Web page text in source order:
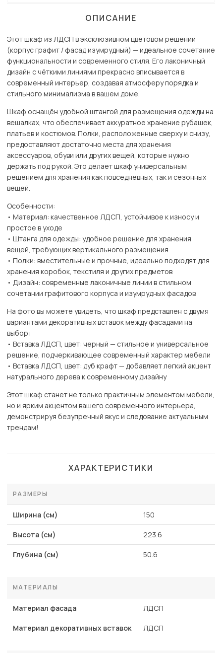
ОПИСАНИЕ
Этот шкаф из ЛДСП в эксклюзивном цветовом решении
(корпус графит / фасад изумрудный) — идеальное сочетание
функциональности и современного стиля. Его лаконичный
дизайн с чёткими линиями прекрасно вписывается в
современный интерьер, создавая атмосферу порядка и
стильного минимализма в вашем доме.
Шкаф оснащён удобной штангой для размещения одежды на
вешалках, что обеспечивает аккуратное хранение рубашек,
платьев и костюмов. Полки, расположенные сверху и снизу,
предоставляют достаточно места для хранения
аксессуаров, обуви или других вещей, которые нужно
держать под рукой. Это делает шкаф универсальным
решением для хранения как повседневных, так и сезонных
вещей.
Особенности:
• Материал: качественное ЛДСП, устойчивое к износу и
простое в уходе
• Штанга для одежды: удобное решение для хранения
вещей, требующих вертикального размещения
• Полки: вместительные и прочные, идеально подходят для
хранения коробок, текстиля и других предметов
• Дизайн: современные лаконичные линии в стильном
сочетании графитового корпуса и изумрудных фасадов
На фото вы можете увидеть, что шкаф представлен с двумя
вариантами декоративных вставок между фасадами на
выбор:
• Вставка ЛДСП, цвет: черный — стильное и универсальное
решение, подчеркивающее современный характер мебели
• Вставка ЛДСП, цвет: дуб крафт — добавляет легкий акцент
натурального дерева к современному дизайну
Этот шкаф станет не только практичным элементом мебели,
но и ярким акцентом вашего современного интерьера,
демонстрируя безупречный вкус и следование актуальным
трендам!
ХАРАКТЕРИСТИКИ
РАЗМЕРЫ
Ширина (см) 150
Высота (см) 223.6
Глубина (см) 50.6
МАТЕРИАЛЫ
Материал фасада ЛДСП
Материал декоративных вставок ЛДСП